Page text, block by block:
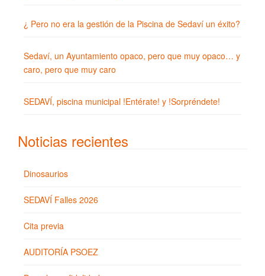
¿ Pero no era la gestión de la Piscina de Sedaví un éxito?
Sedaví, un Ayuntamiento opaco, pero que muy opaco… y
caro, pero que muy caro
SEDAVÍ, piscina municipal !Entérate! y !Sorpréndete!
Noticias recientes
Dinosaurios
SEDAVÍ Falles 2026
Cita previa
AUDITORÍA PSOEZ